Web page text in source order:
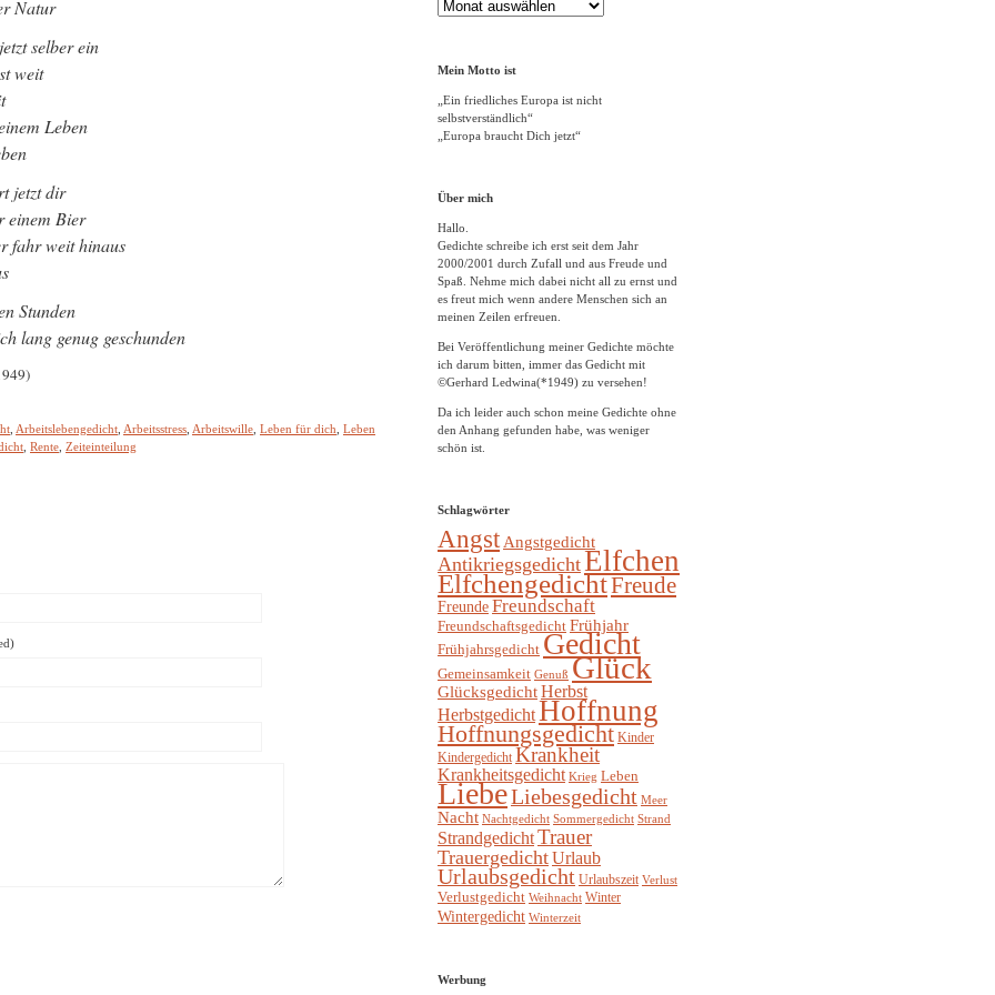
Natur
selber ein
weit
Leben
jetzt dir
einem Bier
fahr weit hinaus
Stunden
lang genug geschunden
Arbeitslebengedicht Arbeitsstress Arbeitswille Leben für dich Leben
Rente Zeiteinteilung
Gedichte
Archiv
Mein Motto ist
„Ein friedliches Europa ist nicht
selbstverständlich“
„Europa braucht Dich jetzt“
Über mich
Hallo.
Gedichte schreibe ich erst seit dem Jahr
2000/2001 durch Zufall und aus Freude und
Spaß. Nehme mich dabei nicht all zu ernst und
es freut mich wenn andere Menschen sich an
meinen Zeilen erfreuen.
Bei Veröffentlichung meiner Gedichte möchte
ich darum bitten, immer das Gedicht mit
©Gerhard Ledwina(*1949) zu versehen!
Da ich leider auch schon meine Gedichte ohne
den Anhang gefunden habe, was weniger
schön ist.
Schlagwörter
Angst Angstgedicht
AntikriegsgedichtElfchen
ElfchengedichtFreude
FreundeFreundschaft
Freundschaftsgedicht Frühjahr
Frühjahrsgedicht Gedicht
Gemeinsamkeit Genuß Glück
GlücksgedichtHerbst
HerbstgedichtHoffnung
Hoffnungsgedicht Kinder
Kindergedicht Krankheit
Krankheitsgedicht Krieg Leben
LiebeLiebesgedicht Meer
Nacht Nachtgedicht Sommergedicht Strand
StrandgedichtTrauer
TrauergedichtUrlaub
Urlaubsgedicht Urlaubszeit Verlust
Verlustgedicht Weihnacht Winter
Wintergedicht Winterzeit
Werbung